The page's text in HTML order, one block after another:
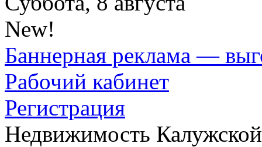
New!
Баннерная реклама —
Рабочий кабинет
Регистрация
Недвижимость